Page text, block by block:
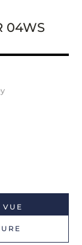
04WS
VUE